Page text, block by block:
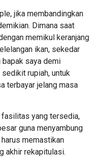
jika membandingkan
Dimana saat
memikul keranjang
ikan, sekedar
bapak saya demi
rupiah, untuk
terbayar jelang masa
fasilitas yang tersedia,
guna menyambung
memastikan
akhir rekapitulasi.